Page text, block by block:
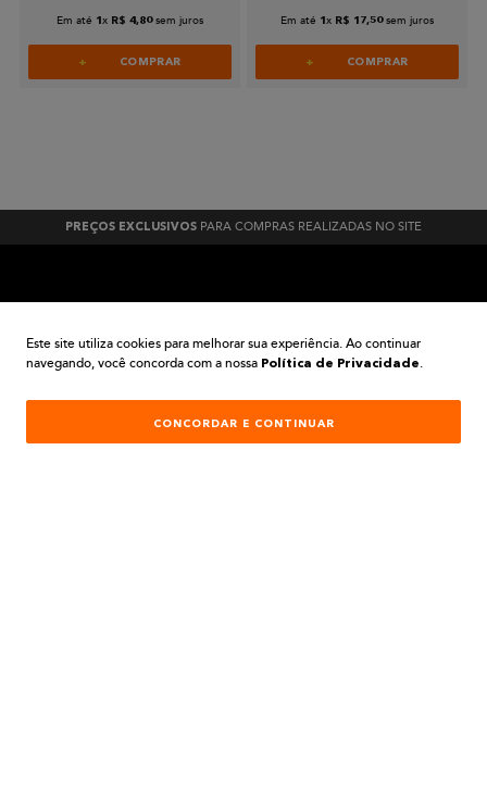
Em até 1 x R$ 4 ,80 sem juros
COMPRAR
Em até 1 x R$ 17,50 sem juros
COMPRAR
PREÇOS EXCLUSIVOS PARA COMPRAS REALIZADAS NO SITE
INSTITUCIONAL
AJUDA E SUPORTE
Este site utiliza cookies para melhorar sua experiência. Ao continuar
navegando, você concorda com a nossa Política de Privacidade.
CONCORDAR E CONTINUAR